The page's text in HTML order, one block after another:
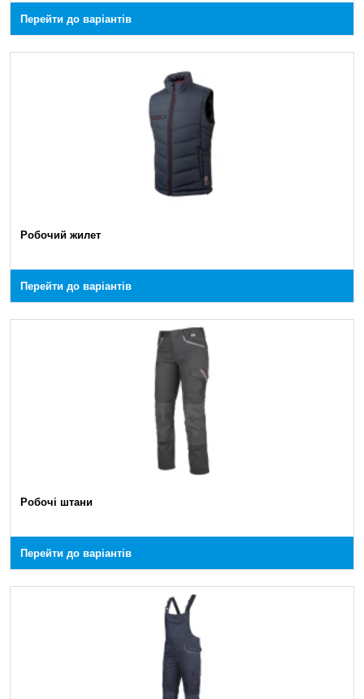
Перейти до варіантів
Робочий жилет
Перейти до варіантів
Робочі штани
Перейти до варіантів